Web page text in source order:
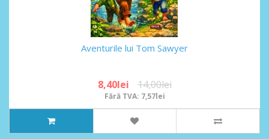
Aventurile lui Tom Sawyer
8,40lei 14,00lei
Fără TVA: 7,57lei